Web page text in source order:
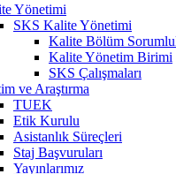
Yönetimi
SKS Kalite Yönetimi
Kalite Bölüm
Kalite Yönetim Birimi
SKS Çalışmaları
ve Araştırma
TUEK
Etik Kurulu
Asistanlık Süreçleri
Staj Başvuruları
Yayınlarımız